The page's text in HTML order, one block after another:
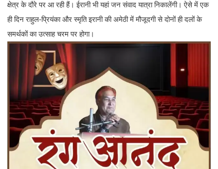
क्षेत्र के दौरे पर आ रही हैं। ईरानी भी यहां जन संवाद यात्रा निकालेंगी। ऐसे में एक
ही दिन राहुल-प्रियंका और स्मृति इरानी की अमेठी में मौजूदगी से दोनों ही दलों के
समर्थकों का उत्साह चरम पर होगा।